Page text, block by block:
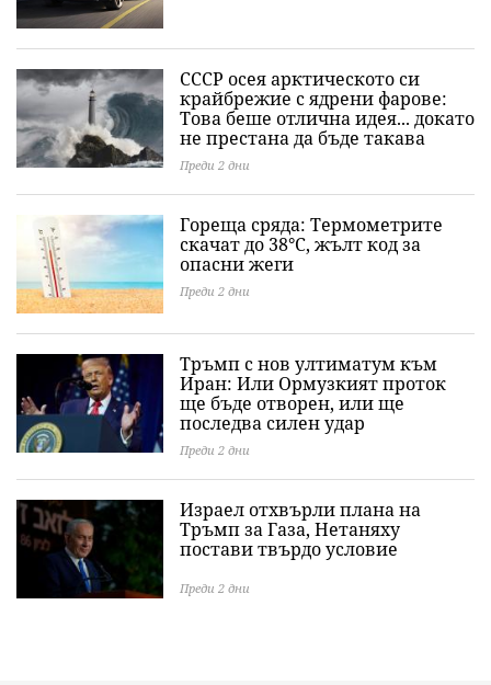
СССР осея арктическото си
крайбрежие с ядрени фарове:
Това беше отлична идея... докато
не престана да бъде такава
Преди 2 дни
Гореща сряда: Термометрите
скачат до 38°C, жълт код за
опасни жеги
Преди 2 дни
Тръмп с нов ултиматум към
Иран: Или Ормузкият проток
ще бъде отворен, или ще
последва силен удар
Преди 2 дни
Израел отхвърли плана на
Тръмп за Газа, Нетаняху
постави твърдо условие
Преди 2 дни